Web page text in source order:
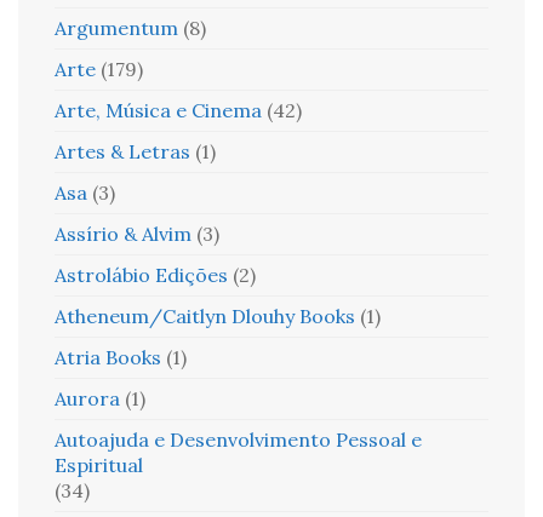
Argumentum (8)
Arte (179)
Arte, Música e Cinema (42)
Artes & Letras (1)
Asa (3)
Assírio & Alvim (3)
Astrolábio Edições (2)
Atheneum/Caitlyn Dlouhy Books (1)
Atria Books (1)
Aurora (1)
Autoajuda e Desenvolvimento Pessoal e
Espiritual
(34)